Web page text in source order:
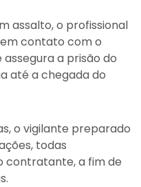
assalto, o profissional
contato com o
a prisão do
até a chegada do
o vigilante preparado
todas
contratante, a fim de